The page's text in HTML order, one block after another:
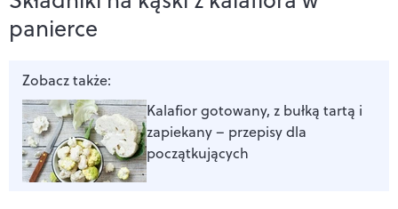
panierce
Zobacz także:
Kalafior gotowany, z bułką tartą i
zapiekany – przepisy dla
początkujących